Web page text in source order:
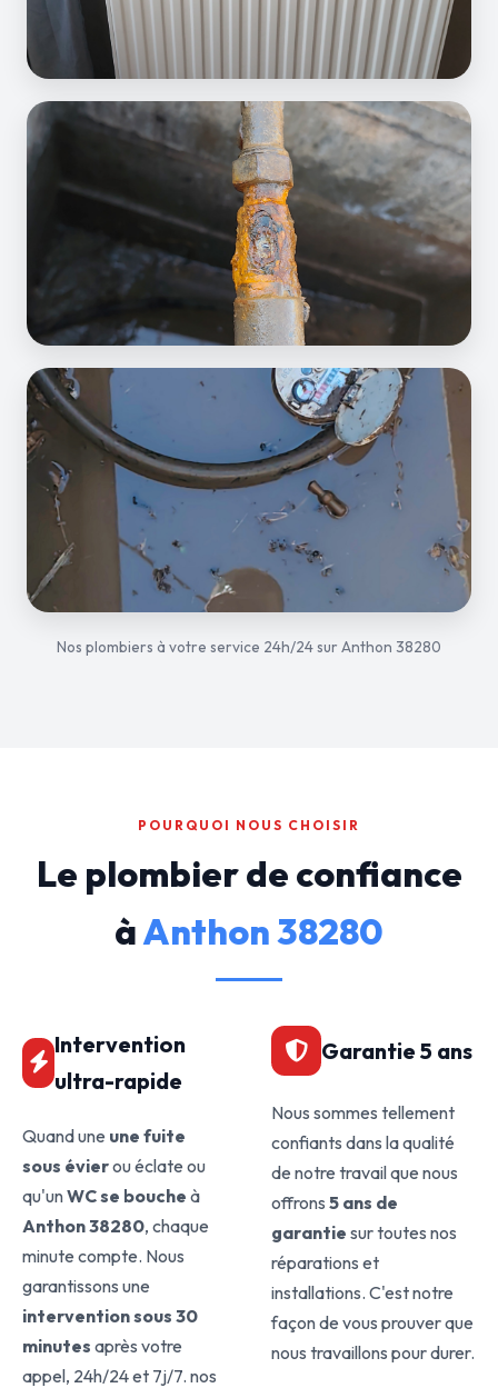
Nos plombiers à votre service 24h/24 sur Anthon 38280
POURQUOI NOUS CHOISIR
Le plombier de confiance
àAnthon 38280
Intervention
ultra-rapide
Quand une une fuite
sous évierou éclate ou
qu'unWC se bouche à
Anthon 38280, chaque
minute compte. Nous
garantissons une
intervention sous 30
minutes après votre
appel, 24h/24 et 7j/7. nos
Garantie 5 ans
Nous sommes tellement
confiants dans la qualité
de notre travail que nous
offrons 5 ans de
garantie sur toutes nos
réparations et
installations. C'est notre
façon de vous prouver que
nous travaillons pour durer.